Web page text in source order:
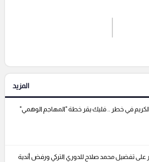
إرسال تعليق
المزيد
في خطر .. فليك يقر خطة "المهاجم الوهمي"
تفضيل محمد صلاح للدوري التركي ورفض أندية